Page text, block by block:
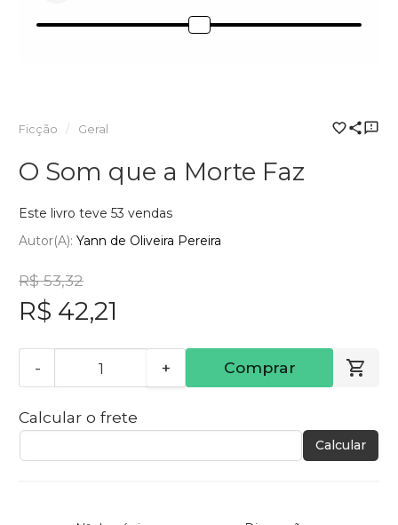
Ficção Geral
O Som que a Morte Faz
Este livro teve 53 vendas
Autor(a): Yann de Oliveira Pereira
R$ 53,32
R$ 42,21
- + Comprar
Calcular o frete
Calcular